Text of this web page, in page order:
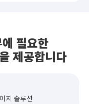
필요한
제공합니다
지 솔루션